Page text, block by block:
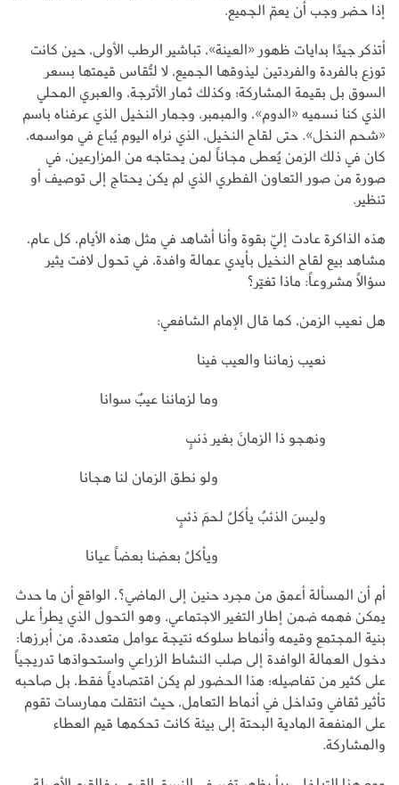
إذا حضر وجب أن يعمّ الجميع.
أتذكر جيدًا بدايات ظهور «العينة»، تباشير الرطب الأولى، حين كانت
توزع بالفردة والفردتين ليذوقها الجميع، لا لتُقاس قيمتها بسعر
السوق بل بقيمة المشاركة؛ وكذلك ثمار الأترجة، والعبري المحلي
الذي كنا نسميه «الدوم»، والمبمبر، وجمار النخيل الذي عرفناه باسم
«شحم النخل». حتى لقاح النخيل، الذي نراه اليوم يُباع في مواسمه،
كان في ذلك الزمن يُعطى مجاناً لمن يحتاجه من المزارعين، في
صورة من صور التعاون الفطري الذي لم يكن يحتاج إلى توصيف أو
تنظير.
هذه الذاكرة عادت إليّ بقوة وأنا أشاهد في مثل هذه الأيام، كل عام،
مشاهد بيع لقاح النخيل بأيدي عمالة وافدة، في تحول لافت يثير
سؤالاً مشروعاً: ماذا تغيّر؟
هل نعيب الزمن، كما قال الإمام الشافعي:
نعيب زماننا والعيب فينا
وما لزماننا عيبٌ سوانا
ونهجو ذا الزمانَ بغير ذنبٍ
ولو نطق الزمان لنا هجانا
وليسَ الذئبُ يأكلُ لحمَ ذئبٍ
ويأكلُ بعضنا بعضاً عيانا
أم أن المسألة أعمق من مجرد حنين إلى الماضي؟، الواقع أن ما حدث
يمكن فهمه ضمن إطار التغير الاجتماعي، وهو التحول الذي يطرأ على
بنية المجتمع وقيمه وأنماط سلوكه نتيجة عوامل متعددة، من أبرزها:
دخول العمالة الوافدة إلى صلب النشاط الزراعي واستحواذها تدريجياً
على كثير من تفاصيله؛ هذا الحضور لم يكن اقتصادياً فقط، بل صاحبه
تأثير ثقافي وتداخل في أنماط التعامل، حيث انتقلت ممارسات تقوم
على المنفعة المادية البحتة إلى بيئة كانت تحكمها قيم العطاء
والمشاركة.